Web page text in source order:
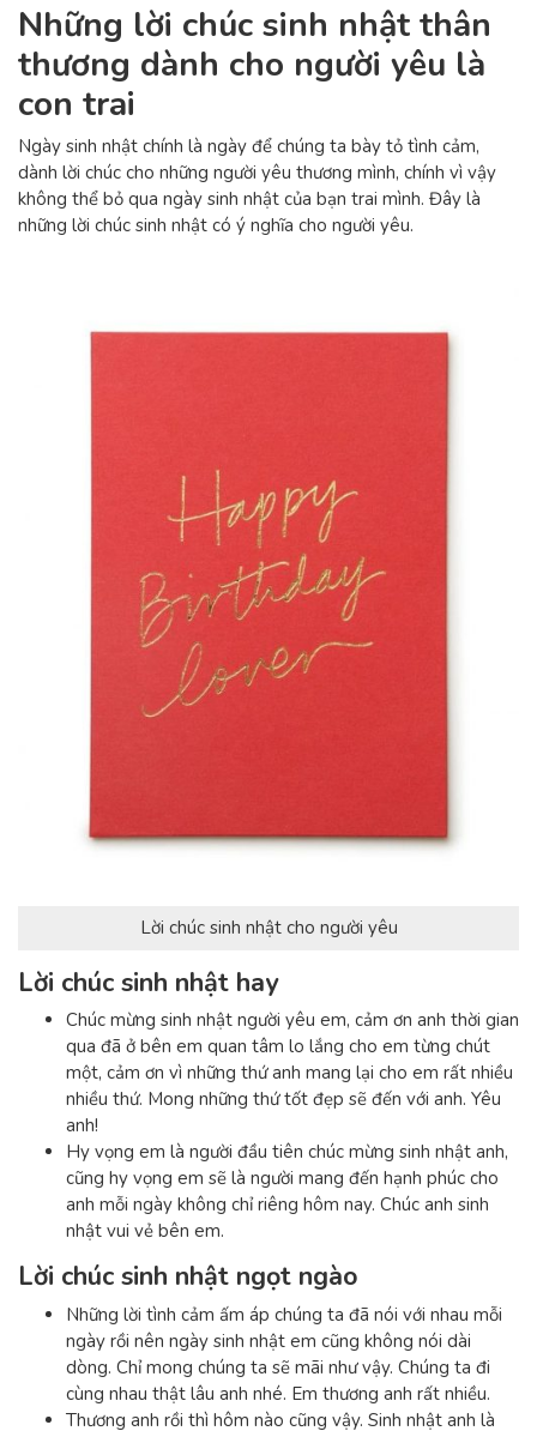
Những lời chúc sinh nhật thân
thương dành cho người yêu là
con trai
Ngày sinh nhật chính là ngày để chúng ta bày tỏ tình cảm,
dành lời chúc cho những người yêu thương mình, chính vì vậy
không thể bỏ qua ngày sinh nhật của bạn trai mình. Đây là
những lời chúc sinh nhật có ý nghĩa cho người yêu.
Lời chúc sinh nhật cho người yêu
Lời chúc sinh nhật hay
Chúc mừng sinh nhật người yêu em, cảm ơn anh thời gian
qua đã ở bên em quan tâm lo lắng cho em từng chút
một, cảm ơn vì những thứ anh mang lại cho em rất nhiều
nhiều thứ. Mong những thứ tốt đẹp sẽ đến với anh. Yêu
anh!
Hy vọng em là người đầu tiên chúc mừng sinh nhật anh,
cũng hy vọng em sẽ là người mang đến hạnh phúc cho
anh mỗi ngày không chỉ riêng hôm nay. Chúc anh sinh
nhật vui vẻ bên em.
Lời chúc sinh nhật ngọt ngào
Những lời tình cảm ấm áp chúng ta đã nói với nhau mỗi
ngày rồi nên ngày sinh nhật em cũng không nói dài
dòng. Chỉ mong chúng ta sẽ mãi như vậy. Chúng ta đi
cùng nhau thật lâu anh nhé. Em thương anh rất nhiều.
Thương anh rồi thì hôm nào cũng vậy. Sinh nhật anh là